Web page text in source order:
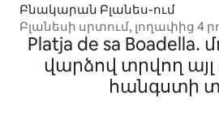
Բնակարան Բլանես-ում
Բլանեսի սրտում, լողափից 4
հեռավորության վրա ։
Platja de sa
վարձով տրվող
հանգստի